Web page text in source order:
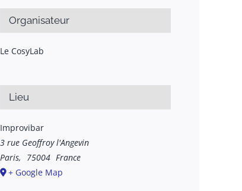
Organisateur
Le CosyLab
Lieu
Improvibar
3 rue Geoffroy l'Angevin
Paris, 75004 France
+ Google Map